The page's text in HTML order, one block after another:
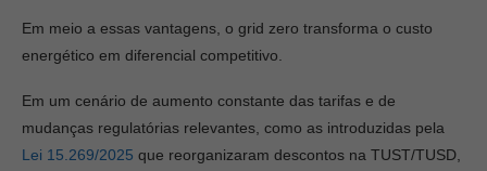
Em meio a essas vantagens, o grid zero transforma o custo
energético em diferencial competitivo.
Em um cenário de aumento constante das tarifas e de
mudanças regulatórias relevantes, como as introduzidas pela
Lei 15.269/2025 que reorganizaram descontos na TUST/TUSD,